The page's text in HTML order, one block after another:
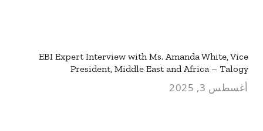
EBI Expert Interview with Ms. Amanda White, Vice
President, Middle East and Africa – Talogy
أغسطس 3, 2025